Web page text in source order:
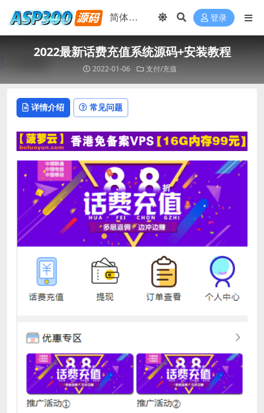
登录
2022最新话费充值系统源码+安装教程
2022-01-06 支付/充值
详情介绍 常见问题